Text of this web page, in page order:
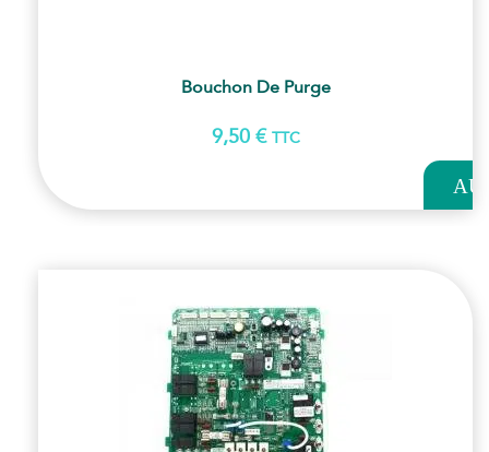
Bouchon De Purge
9,50 € TTC
AU